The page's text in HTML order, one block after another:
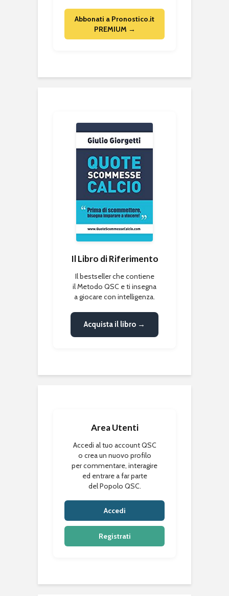
Abbonati a Pronostico.it
PREMIUM →
Il Libro di Riferimento
Il bestseller che contiene
il Metodo QSC e ti insegna
a giocare con intelligenza.
Acquista il libro →
Area Utenti
Accedi al tuo account QSC
o crea un nuovo profilo
per commentare, interagire
ed entrare a far parte
del Popolo QSC.
Accedi
Registrati